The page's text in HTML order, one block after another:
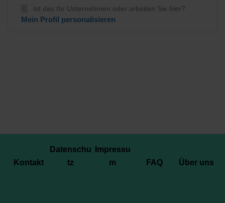
Ist das Ihr Unternehmen oder arbeiten Sie hier?
Mein Profil personalisieren
Kontakt
Datenschu
tz
Impressu
m
FAQ Über uns